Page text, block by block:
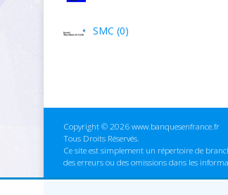
SMC (0)
Copyright © 2026 www.banquesenfrance.fr
Tous Droits Réservés.
Ce site est simplement un répertoire de
des erreurs ou des omissions dans les